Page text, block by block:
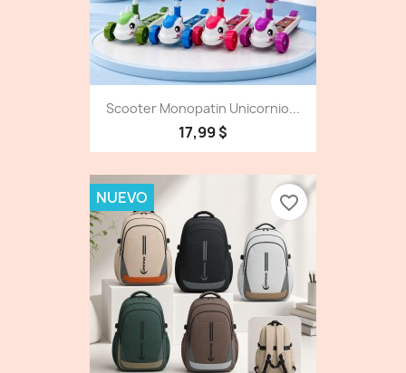
Scooter Monopatin Unicornio...
17,99 $
NUEVO favorite_border